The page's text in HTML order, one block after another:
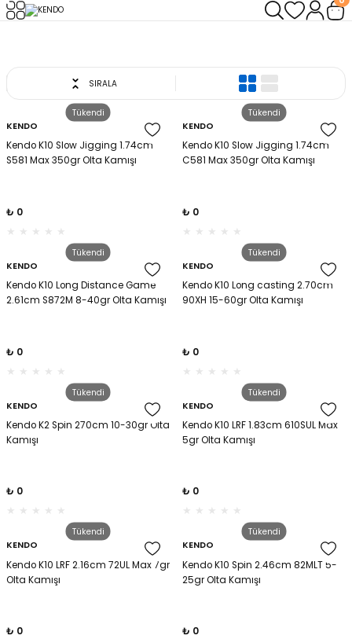
SIRALA
Tükendi
KENDO
Kendo K10 Slow Jigging 1.74cm
S581 Max 350gr Olta Kamışı
₺ 0
Tükendi
KENDO
Kendo K10 Slow Jigging 1.74cm
C581 Max 350gr Olta Kamışı
₺ 0
Tükendi
KENDO
Kendo K10 Long Distance Game
2.61cm S872M 8-40gr Olta Kamışı
₺ 0
Tükendi
KENDO
Kendo K10 Long casting 2.70cm
90XH 15-60gr Olta Kamışı
₺ 0
Tükendi
KENDO
Kendo K2 Spin 270cm 10-30gr Olta
Kamışı
₺ 0
Tükendi
KENDO
Kendo K10 LRF 1.83cm 610SUL Max
5gr Olta Kamışı
₺ 0
Tükendi
KENDO
Kendo K10 LRF 2.16cm 72UL Max 7gr
Olta Kamışı
₺ 0
Tükendi
KENDO
Kendo K10 Spin 2.46cm 82MLT 5-
25gr Olta Kamışı
₺ 0
Geri Dön
Geri Dön
Geri Dön
Geri Dön
- Klips
Geri Dön
Geri Dön